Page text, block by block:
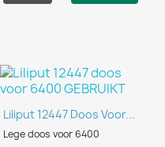
Liliput 12447 Doos Voor...
Lege doos voor 6400